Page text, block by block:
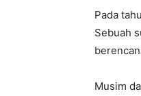
Pada
Sebuah
Musim